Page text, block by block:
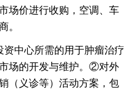
场价进行收购，空调、车
。
中心所需的用于肿瘤治疗
场的开发与维护。②对外
（义诊等）活动方案，包